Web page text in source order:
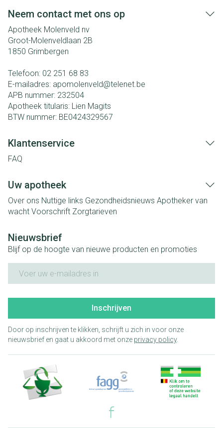
Neem contact met ons op
Apotheek Molenveld nv
Groot-Molenveldlaan 2B
1850 Grimbergen
Telefoon: 02 251 68 83
E-mailadres: apomolenveld@telenet.be
APB nummer: 232504
Apotheek titularis: Lien Magits
BTW nummer: BE0424329567
Klantenservice
FAQ
Uw apotheek
Over ons Nuttige links Gezondheidsnieuws Apotheker van
wacht Voorschrift Zorgtarieven
Nieuwsbrief
Blijf op de hoogte van nieuwe producten en promoties
Inschrijven
Door op inschrijven te klikken, schrijft u zich in voor onze
nieuwsbrief en gaat u akkoord met onze privacy policy.